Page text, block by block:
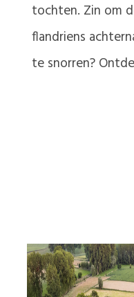
tochten. Zin om
flandriens
te snorren?